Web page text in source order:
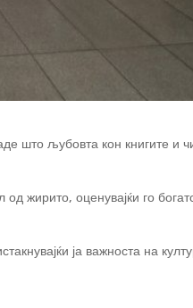
што љубовта кон книгите и
жирито, оценувајќи го
ја важноста на